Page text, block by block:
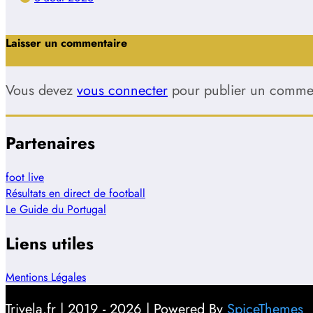
Laisser un commentaire
Vous devez vous connecter pour publier un
Partenaires
foot live
Résultats en direct de football
Le Guide du Portugal
Liens utiles
Mentions Légales